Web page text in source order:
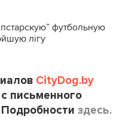
футбольную
лігу
CityDog.by
письменного
здесь.